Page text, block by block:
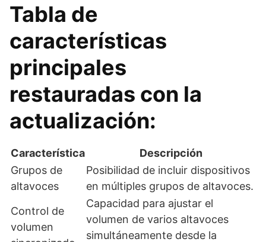
Tabla de
características
principales
restauradas con la
actualización:
Característica
Descripción
Grupos de
altavoces
Posibilidad de incluir dispositivos
en múltiples grupos de altavoces.
Control de
volumen
Capacidad para ajustar el
volumen de varios altavoces
simultáneamente desde la